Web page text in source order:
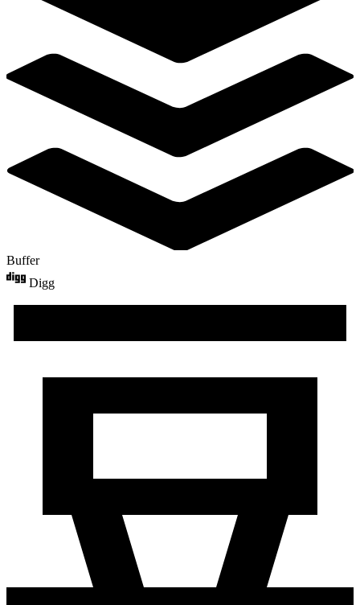
Buffer
Digg